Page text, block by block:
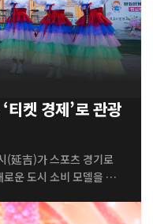
켓 경제’로 관광
(延吉)가 스포츠 경기로
운 도시 소비 모델을 만
문화·관광을 결합한 ‘상